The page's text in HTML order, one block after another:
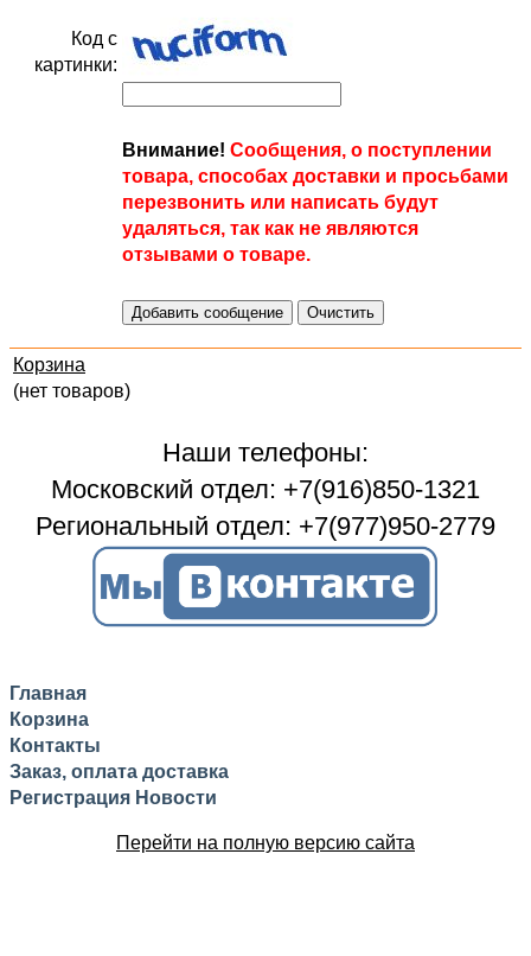
Код с
картинки:
Внимание! Сообщения, о поступлении
товара, способах доставки и просьбами
перезвонить или написать будут
удаляться, так как не являются
отзывами о товаре.
Корзина
(нет товаров)
Наши телефоны:
Московский отдел: +7(916)850-1321
Региональный отдел: +7(977)950-2779
Главная
Корзина
Контакты
Заказ, оплата доставка
Регистрация Новости
Перейти на полную версию сайта